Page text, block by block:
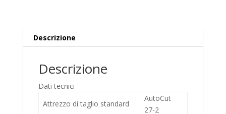
Descrizione
Descrizione
Dati tecnici
Attrezzo di taglio standard
AutoCut
27-2